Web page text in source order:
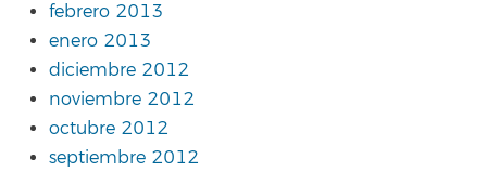
febrero 2013
enero 2013
diciembre 2012
noviembre 2012
octubre 2012
septiembre 2012